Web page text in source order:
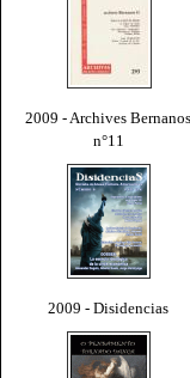
2009 - Archives Bernanos
n°11
2009 - Disidencias